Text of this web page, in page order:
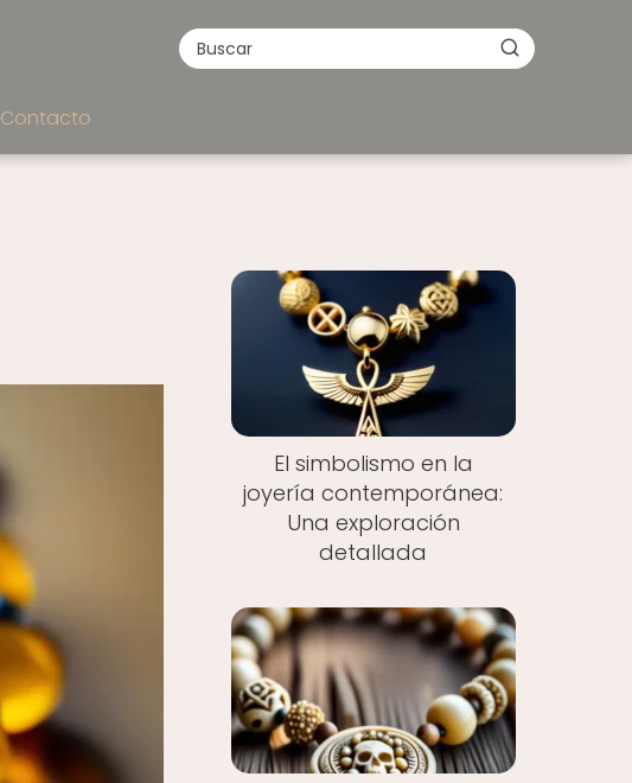
Contacto
El simbolismo en la
joyería contemporánea:
Una exploración
detallada